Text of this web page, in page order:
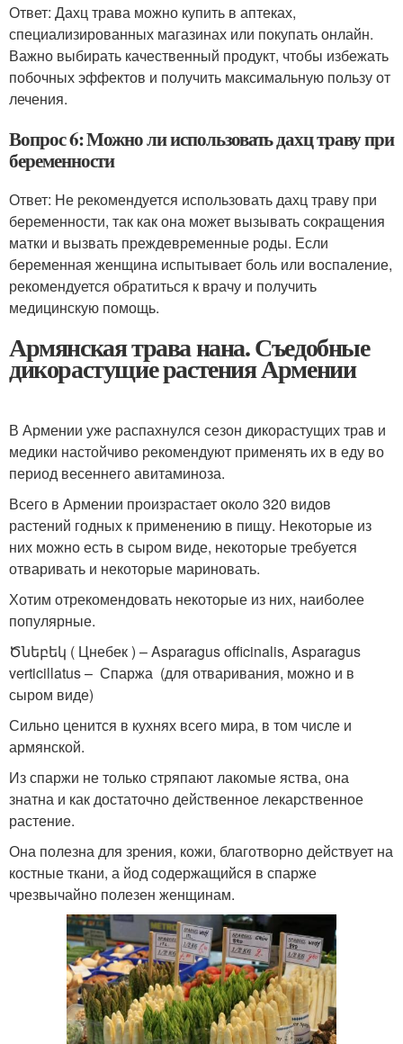
Ответ: Дахц трава можно купить в аптеках,
специализированных магазинах или покупать онлайн.
Важно выбирать качественный продукт, чтобы избежать
побочных эффектов и получить максимальную пользу от
лечения.
Вопрос 6: Можно ли использовать дахц траву при
беременности
Ответ: Не рекомендуется использовать дахц траву при
беременности, так как она может вызывать сокращения
матки и вызвать преждевременные роды. Если
беременная женщина испытывает боль или воспаление,
рекомендуется обратиться к врачу и получить
медицинскую помощь.
Армянская трава нана. Съедобные
дикорастущие растения Армении
В Армении уже распахнулся сезон дикорастущих трав и
медики настойчиво рекомендуют применять их в еду во
период весеннего авитаминоза.
Всего в Армении произрастает около 320 видов
растений годных к применению в пищу. Некоторые из
них можно есть в сыром виде, некоторые требуется
отваривать и некоторые мариновать.
Хотим отрекомендовать некоторые из них, наиболее
популярные.
Ծնեբեկ ( Цнебек ) – Asparagus officinalis, Asparagus
verticillatus – Спаржа (для отваривания, можно и в
сыром виде)
Сильно ценится в кухнях всего мира, в том числе и
армянской.
Из спаржи не только стряпают лакомые яства, она
знатна и как достаточно действенное лекарственное
растение.
Она полезна для зрения, кожи, благотворно действует на
костные ткани, а йод содержащийся в спарже
чрезвычайно полезен женщинам.